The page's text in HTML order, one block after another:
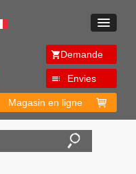
Demande
Envies
Magasin en ligne